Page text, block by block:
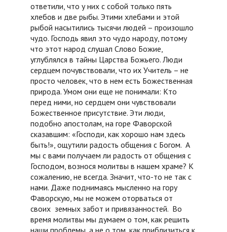
ответили, что у них с собой только пять
хлебов и две рыбы. Этими хлебами и этой
рыбой насытились тысячи людей – произошло
чудо. Господь явил это чудо народу, потому
что этот народ слушал Слово Божие,
углублялся в тайны Царства Божьего. Люди
сердцем почувствовали, что их Учитель – не
просто человек, что в нем есть Божественная
природа. Умом они еще не понимали: Кто
перед ними, но сердцем они чувствовали
Божественное присутствие. Эти люди,
подобно апостолам, на горе Фаворской
сказавшим: «Господи, как хорошо нам здесь
быть!», ощутили радость общения с Богом. А
мы с вами получаем ли радость от общения с
Господом, вознося молитвы в нашем храме? К
сожалению, не всегда. Значит, что-то не так с
нами. Даже поднимаясь мысленно на гору
Фаворскую, мы не можем оторваться от
своих земных забот и привязанностей. Во
время молитвы мы думаем о том, как решить
наши проблемы, а не о том, как приблизиться к